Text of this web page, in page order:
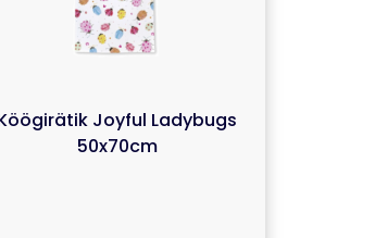
Joyful Ladybugs
50x70cm